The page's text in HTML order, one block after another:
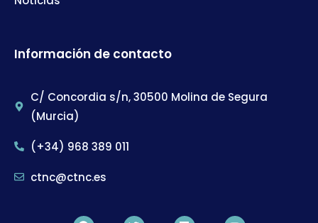
Información de contacto
C/ Concordia s/n, 30500 Molina de Segura
(Murcia)
(+34) 968 389 011
ctnc@ctnc.es